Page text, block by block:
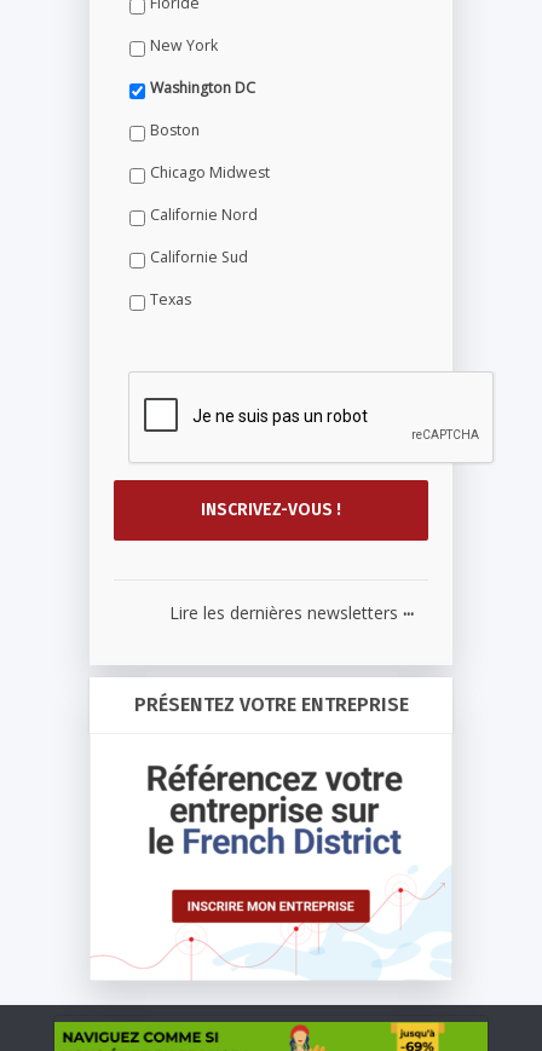
New York
Washington DC
Boston
Chicago Midwest
Californie Nord
Californie Sud
Texas
Lire les dernières newsletters ...
PRÉSENTEZ VOTRE ENTREPRISE